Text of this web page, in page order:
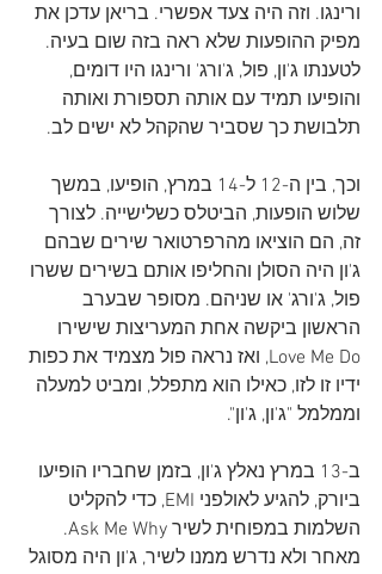
ורינגו. וזה היה צעד אפשרי. בריאן עדכן את
מפיק ההופעות שלא ראה בזה שום בעיה.
לטענתו ג'ון, פול, ג'ורג' ורינגו היו דומים,
והופיעו תמיד עם אותה תספורת ואותה
תלבושת כך שסביר שהקהל לא ישים לב.
וכך, בין ה-12 ל-14 במרץ, הופיעו, במשך
שלוש הופעות, הביטלס כשלישייה. לצורך
זה, הם הוציאו מהרפרטואר שירים שבהם
ג'ון היה הסולן והחליפו אותם בשירים ששרו
פול, ג'ורג' או שניהם. מסופר שבערב
הראשון ביקשה אחת המעריצות שישירו
Love Me Do, ואז נראה פול מצמיד את כפות
ידיו זו לזו, כאילו הוא מתפלל, ומביט למעלה
וממלמל "ג'ון, ג'ון".
ב-13 במרץ נאלץ ג'ון, בזמן שחבריו הופיעו
ביורק, להגיע לאולפני EMI, כדי להקליט
השלמות במפוחית לשיר Ask Me Why.
מאחר ולא נדרש ממנו לשיר, ג'ון היה מסוגל